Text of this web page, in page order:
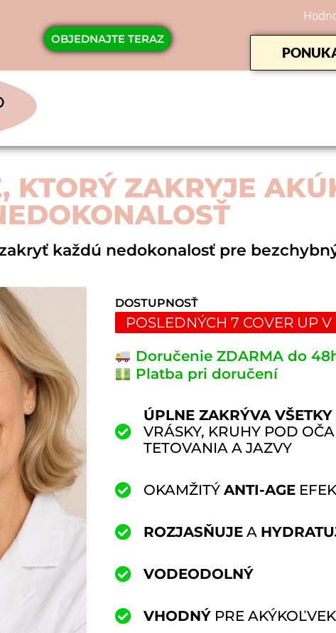
OBJEDNAJTE TERAZ
KTORÝ ZAKRYJE
každú nedokonalosť pre
DOSTUPNOSŤ
POSLEDNÝCH 7 COVER UP
Doručenie ZDARMA do
Platba pri doručení
ÚPLNE ZAKRÝVA
VRÁSKY, KRUHY POD
TETOVANIA A JAZVY
OKAMŽITÝ ANTI-AGE
ROZJASŇUJEA
VODEODOLNÝ
VHODNÝPRE